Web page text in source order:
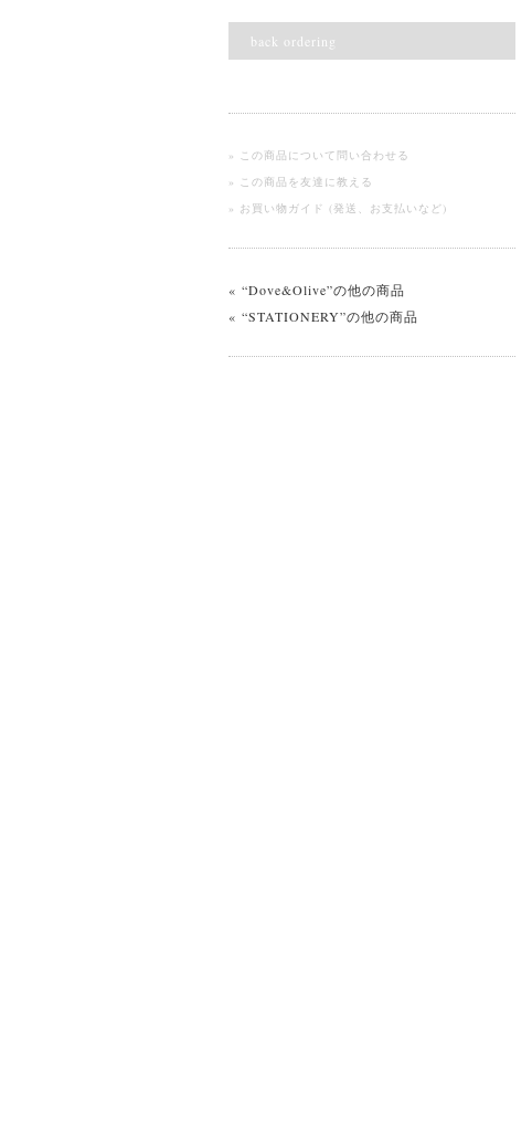
back ordering
» この商品について問い合わせる
» この商品を友達に教える
» お買い物ガイド (発送、お支払いなど)
« “Dove&Olive”の他の商品
« “STATIONERY”の他の商品